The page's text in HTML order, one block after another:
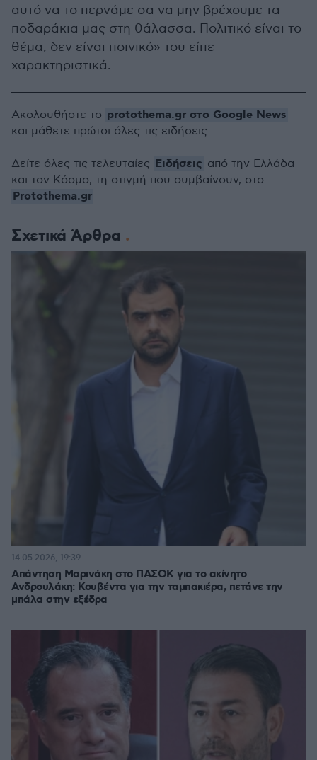
αυτό να το περνάμε σα να μην βρέχουμε τα
ποδαράκια μας στη θάλασσα. Πολιτικό είναι το
θέμα, δεν είναι ποινικό» του είπε
χαρακτηριστικά.
Σχετικά Άρθρα
Απάντηση Μαρινάκη στο ΠΑΣΟΚ για το ακίνητο
Ανδρουλάκη: Κουβέντα για την ταμπακιέρα, πετάνε την
μπάλα στην εξέδρα
14.05.2026, 19:39
Ακολουθήστε το protothema.gr στο Google News
και μάθετε πρώτοι όλες τις ειδήσεις
Δείτε όλες τις τελευταίες Ειδήσεις από την Ελλάδα
και τον Κόσμο, τη στιγμή που συμβαίνουν, στο
Protothema.gr